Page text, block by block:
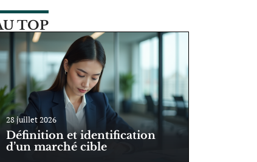
TOP
28 juillet 2026
Définition et identification
d’un marché cible